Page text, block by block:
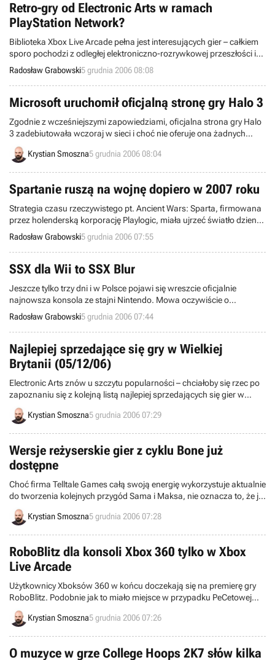
Retro-gry od Electronic Arts w ramach
PlayStation Network?
Biblioteka Xbox Live Arcade pełna jest interesujących gier – całkiem
sporo pochodzi z odległej elektroniczno-rozrywkowej przeszłości i
wciąż potrafi zyskiwać wielu zwolenników. Wkrótce do grona
dostępnych tytułów dołączą liczne retro-hity spod znaku Electronic
Arts. Posiadacze konsol Xbox 360 mogą być więc
usatysfakcjonowani. Co jednak z użytkownikami konkurencyjnej
Radosław Grabowski5 grudnia 2006 08:08
Microsoft uruchomił oficjalną stronę gry Halo 3
Zgodnie z wcześniejszymi zapowiedziami, oficjalna strona gry Halo
3 zadebiutowała wczoraj w sieci i choć nie oferuje ona żadnych
informacji na temat programu, na brak odwiedzających jej twórcy
narzekać nie mogą. Głównym powodem olbrzymiego
Krystian Smoszna5 grudnia 2006 08:04
Spartanie ruszą na wojnę dopiero w 2007 roku
Strategia czasu rzeczywistego pt. Ancient Wars: Sparta, firmowana
przez holenderską korporację Playlogic, miała ujrzeć światło dzienne
jeszcze w bieżącym roku. Jednakże podano właśnie, iż gotowy
produkt trafi na sklepowe półki dopiero w pierwszym kwartale Anno
Domini 2007. Holendrom udało się ponadto pozyskać mocnego
partnera wydawniczego.
Radosław Grabowski5 grudnia 2006 07:55
SSX dla Wii to SSX Blur
Jeszcze tylko trzy dni i w Polsce pojawi się wreszcie oficjalnie
najnowsza konsola ze stajni Nintendo. Mowa oczywiście o
platformie Wii, ku której zmierza sporo ciekawych gier. Pod koniec
ubiegłego miesiąca informowaliśmy Was, że wiceprezes korporacji
Electronic Arts potwierdził developing gry z bestsellerowego cyklu
SSX, przeznaczonej dla omawianej konsoli. Dziś wiemy więcej na
niniejszy temat.
Radosław Grabowski5 grudnia 2006 07:44
Najlepiej sprzedające się gry w Wielkiej
Brytanii (05/12/06)
Electronic Arts znów u szczytu popularności – chciałoby się rzec po
zapoznaniu się z kolejną listą najlepiej sprzedających się gier w
Wielkiej Brytanii. Aż trzy produkty tego koncernu znalazły się w
pierwszej piątce najnowszego notowania (tydzień zakończony 4
Krystian Smoszna5 grudnia 2006 07:29
Wersje reżyserskie gier z cyklu Bone już
dostępne
Choć firma Telltale Games całą swoją energię wykorzystuje aktualnie
do tworzenia kolejnych przygód Sama i Maksa, nie oznacza to, że jej
pracownicy zapomnieli o swoim debiutanckim projekcie – Bone.
Przygotowania do produkcji nowych odcinków najwyraźniej trwają,
Krystian Smoszna5 grudnia 2006 07:28
RoboBlitz dla konsoli Xbox 360 tylko w Xbox
Live Arcade
Użytkownicy Xboksów 360 w końcu doczekają się na premierę gry
RoboBlitz. Podobnie jak to miało miejsce w przypadku PeCetowej
edycji programu, także i wersja na konsolę dystrybuowana będzie
wyłącznie przez Internet, a dokładnie dzięki usłudze Xbox Live
Krystian Smoszna5 grudnia 2006 07:26
O muzyce w grze College Hoops 2K7 słów kilka